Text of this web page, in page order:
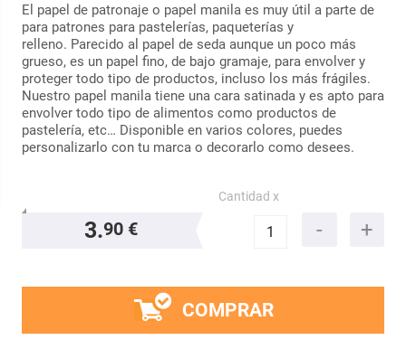
El papel de patronaje o papel manila es muy útil a parte de
para patrones para pastelerías, paqueterías y
relleno. Parecido al papel de seda aunque un poco más
grueso, es un papel fino, de bajo gramaje, para envolver y
proteger todo tipo de productos, incluso los más frágiles.
Nuestro papel manila tiene una cara satinada y es apto para
envolver todo tipo de alimentos como productos de
pastelería, etc… Disponible en varios colores, puedes
personalizarlo con tu marca o decorarlo como desees.
3.90 €
Cantidad x
COMPRAR